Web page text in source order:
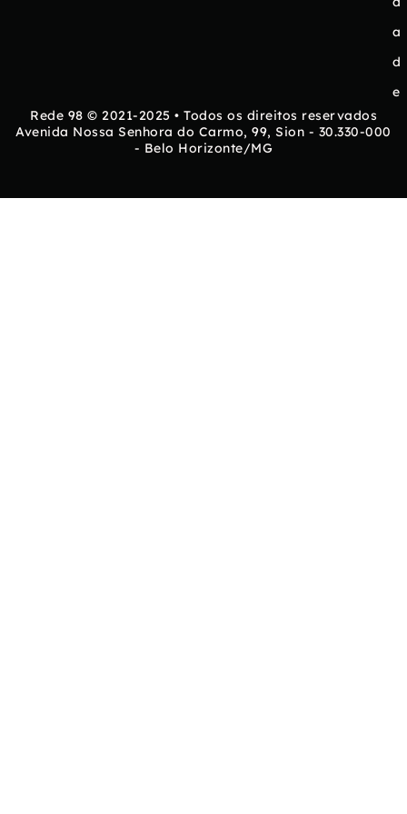
a
d
e
Rede 98 © 2021-2025 • Todos os direitos reservados
Avenida Nossa Senhora do Carmo, 99, Sion - 30.330-000
- Belo Horizonte/MG